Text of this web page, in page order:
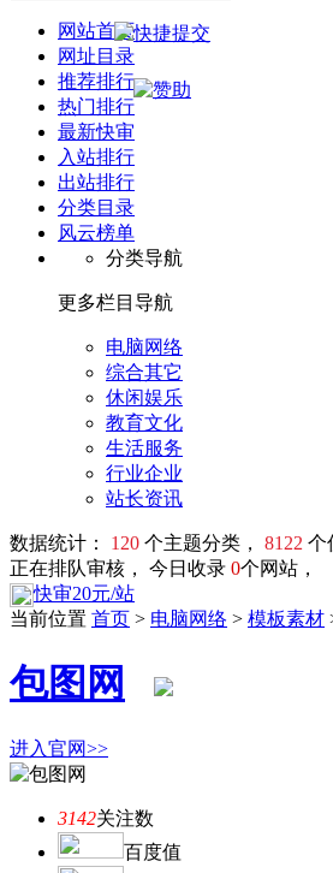
网站首页
网址目录
推荐排行
热门排行
最新快审
入站排行
出站排行
分类目录
风云榜单
分类导航
更多栏目导航
电脑网络
综合其它
休闲娱乐
教育文化
生活服务
行业企业
站长资讯
数据统计： 120 个主题分类， 8122 个
正在排队审核， 今日收录 0个网站，
快审20元/站
当前位置 首页 > 电脑网络 > 模板素材
包图网
进入官网>>
3142关注数
百度值